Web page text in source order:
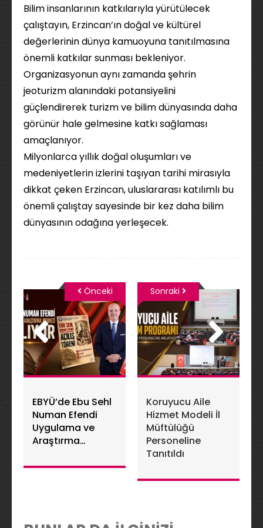
Bilim insanlarının katkılarıyla yürütülecek
çalıştayın, Erzincan’ın doğal ve kültürel
değerlerinin dünya kamuoyuna tanıtılmasına
önemli katkılar sunması bekleniyor.
Organizasyonun aynı zamanda şehrin
jeoturizm alanındaki potansiyelini
güçlendirerek turizm ve bilim dünyasında daha
görünür hale gelmesine katkı sağlaması
amaçlanıyor.
Milyonlarca yıllık doğal oluşumları ve
medeniyetlerin izlerini taşıyan tarihi mirasıyla
dikkat çeken Erzincan, uluslararası katılımlı bu
önemli çalıştay sayesinde bir kez daha bilim
dünyasının odağına yerleşecek.
EBYÜ’de Ebu Sehl
Numan Efendi
Uygulama ve
Araştırma
Önceki
Koruyucu Aile
Hizmet Modeli İl
Müftülüğü
Personeline
Tanıtıldı
Sonraki